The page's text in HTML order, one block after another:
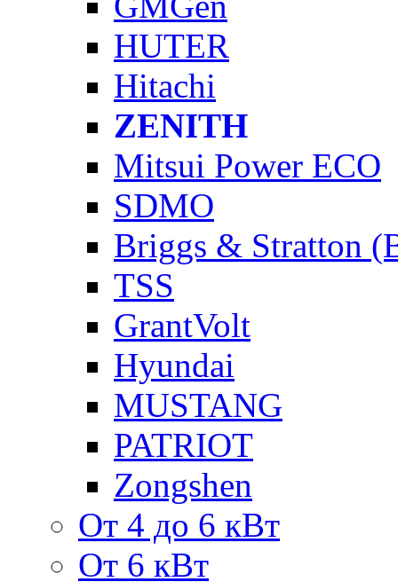
HUTER
Hitachi
ZENITH
Mitsui Power ECO
SDMO
Briggs & Stratton
TSS
GrantVolt
Hyundai
MUSTANG
PATRIOT
Zongshen
От 4 до 6 кВт
От 6 кВт